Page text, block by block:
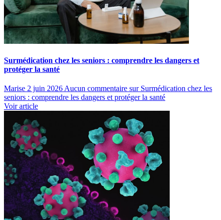
Surmédication chez les seniors : comprendre les dangers et
protéger la santé
Marise 2 juin 2026 Aucun commentaire sur Surmédication chez les
seniors : comprendre les dangers et protéger la santé
Voir article